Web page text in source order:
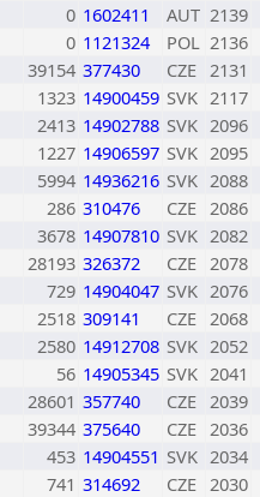
0 1602411 AUT 2139
0 1121324 POL 2136
39154 377430 CZE 2131
1323 14900459 SVK 2117
2413 14902788 SVK 2096
1227 14906597 SVK 2095
5994 14936216 SVK 2088
286 310476 CZE 2086
3678 14907810 SVK 2082
28193 326372 CZE 2078
729 14904047 SVK 2076
2518 309141 CZE 2068
2580 14912708 SVK 2052
56 14905345 SVK 2041
28601 357740 CZE 2039
39344 375640 CZE 2036
453 14904551 SVK 2034
741 314692 CZE 2030